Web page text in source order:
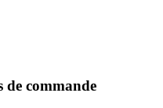
de commande